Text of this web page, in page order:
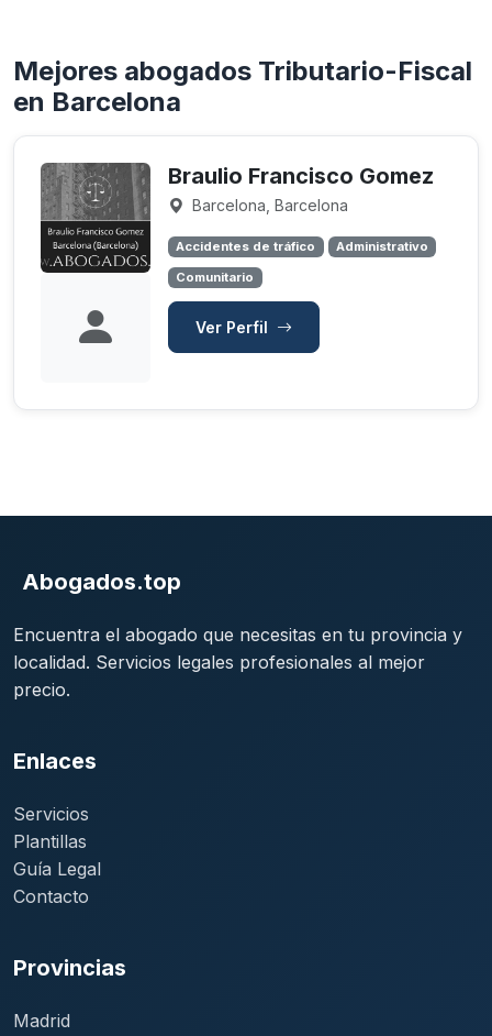
Mejores abogados Tributario-Fiscal
en Barcelona
Braulio Francisco Gomez
Barcelona, Barcelona
Accidentes de tráfico
Administrativo
Comunitario
Ver Perfil
Abogados.top
Encuentra el abogado que necesitas en tu provincia y
localidad. Servicios legales profesionales al mejor
precio.
Enlaces
Servicios
Plantillas
Guía Legal
Contacto
Provincias
Madrid